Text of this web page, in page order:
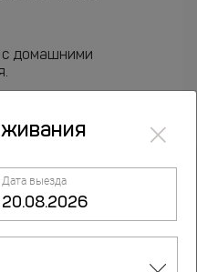
домашними
рядом
×
Дата выезда